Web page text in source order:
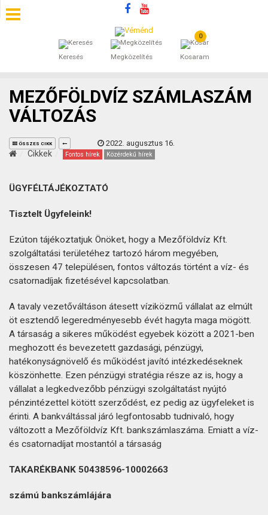
Keresés Megközelítés
0
Kosaram
SZÁLLÁSOK
ÁLTALÁNOS SZERZŐDÉSI FELTÉTELEK
KINCSES BARANYA VÉMÉND
MEZŐFÖLDVÍZ SZÁMLASZÁM
VÁLTOZÁS
ÖSSZES CIKK 2022. augusztus 16.
Cikkek Fontos hírek Közérdekű hírek
ÜGYFÉLTÁJÉKOZTATÓ
Tisztelt Ügyfeleink!
Ezúton tájékoztatjuk Önöket, hogy a Mezőföldvíz Kft.
szolgáltatási területéhez tartozó három megyében,
összesen 47 településen, fontos változás történt a víz- és
csatornadíjak fizetésével kapcsolatban.
A tavaly vezetőváltáson átesett víziközmű vállalat az elmúlt
öt esztendő legeredményesebb évét hagyta maga mögött.
A társaság a sikeres működést egyebek között a 2021-ben
meghozott és bevezetett gazdasági, pénzügyi,
hatékonyságnövelő és működést javító intézkedéseknek
köszönhette. Ezen pénzügyi stratégia része az is, hogy a
vállalat a legkedvezőbb pénzügyi szolgáltatást nyújtó
pénzintézettel kötött szerződést, ez pedig az ügyfeleket is
érinti. A bankváltással járó legfontosabb tudnivaló, hogy
változott a Mezőföldvíz Kft. bankszámlaszáma. Emiatt a víz-
és csatornadíjat mostantól a társaság
TAKARÉKBANK 50438596-10002663
számú bankszámlájára